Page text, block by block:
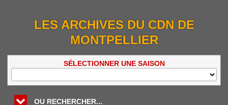
LES ARCHIVES DU CDN DE
MONTPELLIER
SÉLECTIONNER UNE SAISON
OU RECHERCHER...